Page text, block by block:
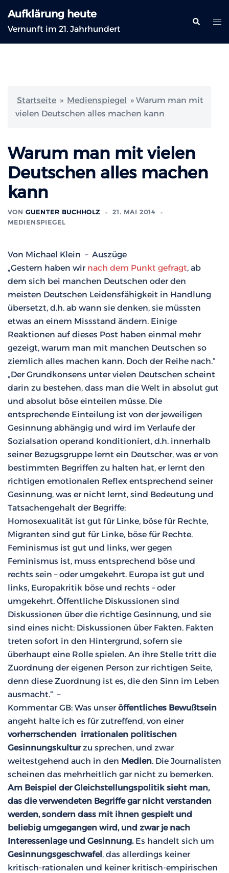
Inhalt
springen
Aufklärung heute
Vernunft im 21. Jahrhundert
Suche
Startseite » Medienspiegel » Warum man mit
vielen Deutschen alles machen kann
Warum man mit vielen
Deutschen alles machen
kann
VON GUENTER BUCHHOLZ
21. MAI 2014
MEDIENSPIEGEL
Von Michael Klein – Auszüge
„Gestern haben wir nach dem Punkt gefragt, ab
dem sich bei manchen Deutschen oder den
meisten Deutschen Leidensfähigkeit in Handlung
übersetzt, d.h. ab wann sie denken, sie müssten
etwas an einem Missstand ändern. Einige
Reaktionen auf dieses Post haben einmal mehr
gezeigt, warum man mit manchen Deutschen so
ziemlich alles machen kann. Doch der Reihe nach.“
„Der Grundkonsens unter vielen Deutschen scheint
darin zu bestehen, dass man die Welt in absolut gut
und absolut böse einteilen müsse. Die
entsprechende Einteilung ist von der jeweiligen
Gesinnung abhängig und wird im Verlaufe der
Sozialsation operand konditioniert, d.h. innerhalb
seiner Bezugsgruppe lernt ein Deutscher, was er von
bestimmten Begriffen zu halten hat, er lernt den
richtigen emotionalen Reflex entsprechend seiner
Gesinnung, was er nicht lernt, sind Bedeutung und
Tatsachengehalt der Begriffe:
Homosexualität ist gut für Linke, böse für Rechte,
Migranten sind gut für Linke, böse für Rechte.
Feminismus ist gut und links, wer gegen
Feminismus ist, muss entsprechend böse und
rechts sein – oder umgekehrt. Europa ist gut und
links, Europakritik böse und rechts – oder
umgekehrt. Öffentliche Diskussionen sind
Diskussionen über die richtige Gesinnung, und sie
sind eines nicht: Diskussionen über Fakten. Fakten
treten sofort in den Hintergrund, sofern sie
überhaupt eine Rolle spielen. An ihre Stelle tritt die
Zuordnung der eigenen Person zur richtigen Seite,
denn diese Zuordnung ist es, die den Sinn im Leben
ausmacht.“ –
Kommentar GB: Was unseröffentliches Bewußtsein
angeht halte ich es für zutreffend, von einer
vorherrschenden irrationalen politischen
Gesinnungskulturzu sprechen, und zwar
weitestgehend auch in den Medien. Die Journalisten
scheinen das mehrheitlich gar nicht zu bemerken.
Am Beispiel der Gleichstellungspolitik sieht man,
das die verwendeten Begriffe gar nicht verstanden
werden, sondern dass mit ihnen gespielt und
beliebig umgegangen wird, und zwar je nach
Interessenlage und Gesinnung.Es handelt sich um
Gesinnungsgeschwafel, das allerdings keiner
kritisch-rationalen und keiner kritisch-empirischen